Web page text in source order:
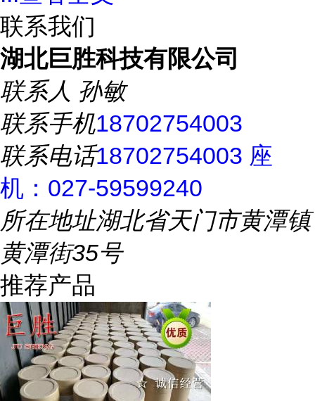
联系我们
湖北巨胜科技有限公司
联系人 孙敏
联系手机18702754003
联系电话18702754003 座
机：027-59599240
所在地址湖北省天门市黄潭镇
黄潭街35号
推荐产品